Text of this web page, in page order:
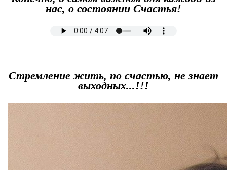
нас, о состоянии Счастья!
Стремление жить, по счастью, не знает
выходных...!!!